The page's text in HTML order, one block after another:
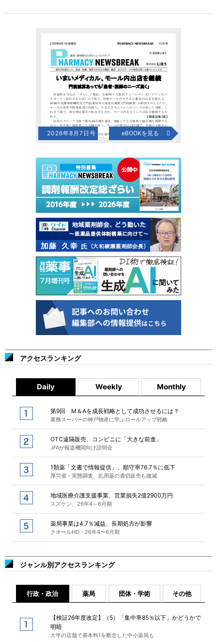
2026年8月7日号 eBOOKを見る
アクセスランキング
Daily Weekly Monthly
第9回 M＆Aを成長戦略として成功させるには？
業務スーパーの神戸物産に学ぶロールアップ戦略
OTC遠隔販売、コンビニに「大きな前進」
JFAが報道機関向け説明会
1類薬「文書で情報提供」、順守率76.7％に低下
厚労省・実態調査、乱用薬の適切販売も微減
地域医療介護支援事業、営業損失2億2900万円
スズケン、26年4～6月期
薬局事業は4.7％減益、長期処方が影響
クオールHD・26年4〜6月期
ジャンル別アクセスランキング
行政・政治 薬局 団体・学術 その他
【検証26年度改定】（5）「集中率85％以下」かどうかで
明暗
大半の店舗で基本料1を断念した中小薬局も